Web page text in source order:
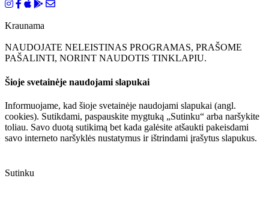
Kraunama
NAUDOJATE NELEISTINAS PROGRAMAS, PRAŠOME
PAŠALINTI, NORINT NAUDOTIS TINKLAPIU.
Šioje svetainėje naudojami slapukai
Informuojame, kad šioje svetainėje naudojami slapukai (angl.
cookies). Sutikdami, paspauskite mygtuką „Sutinku“ arba naršykite
toliau. Savo duotą sutikimą bet kada galėsite atšaukti pakeisdami
savo interneto naršyklės nustatymus ir ištrindami įrašytus slapukus.
Sutinku